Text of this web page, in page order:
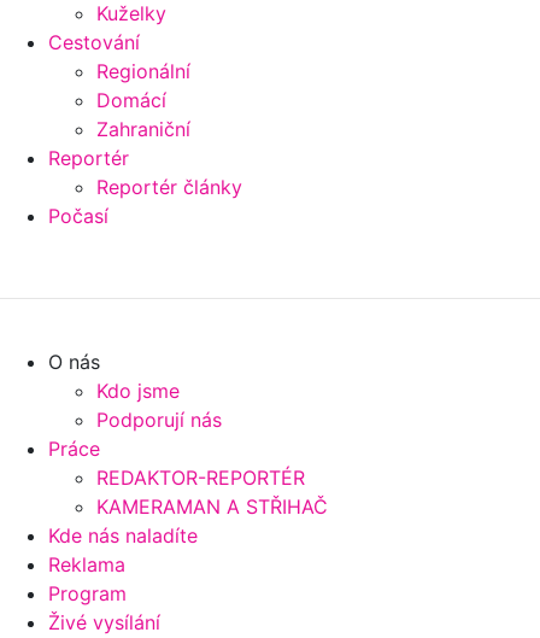
Kuželky
Cestování
Regionální
Domácí
Zahraniční
Reportér
Reportér články
Počasí
O nás
Kdo jsme
Podporují nás
Práce
REDAKTOR-REPORTÉR
KAMERAMAN A STŘIHAČ
Kde nás naladíte
Reklama
Program
Živé vysílání